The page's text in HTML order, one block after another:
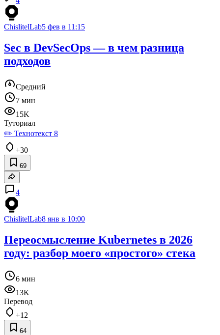
ChislitelLab5 фев в 11:15
Sec в DevSecOps — в чем разница
подходов
Средний
7 мин
15K
Туториал
✏️ Технотекст 8
+30
69
4
ChislitelLab8 янв в 10:00
Переосмысление Kubernetes в 2026
году: разбор моего «простого» стека
6 мин
13K
Перевод
+12
64